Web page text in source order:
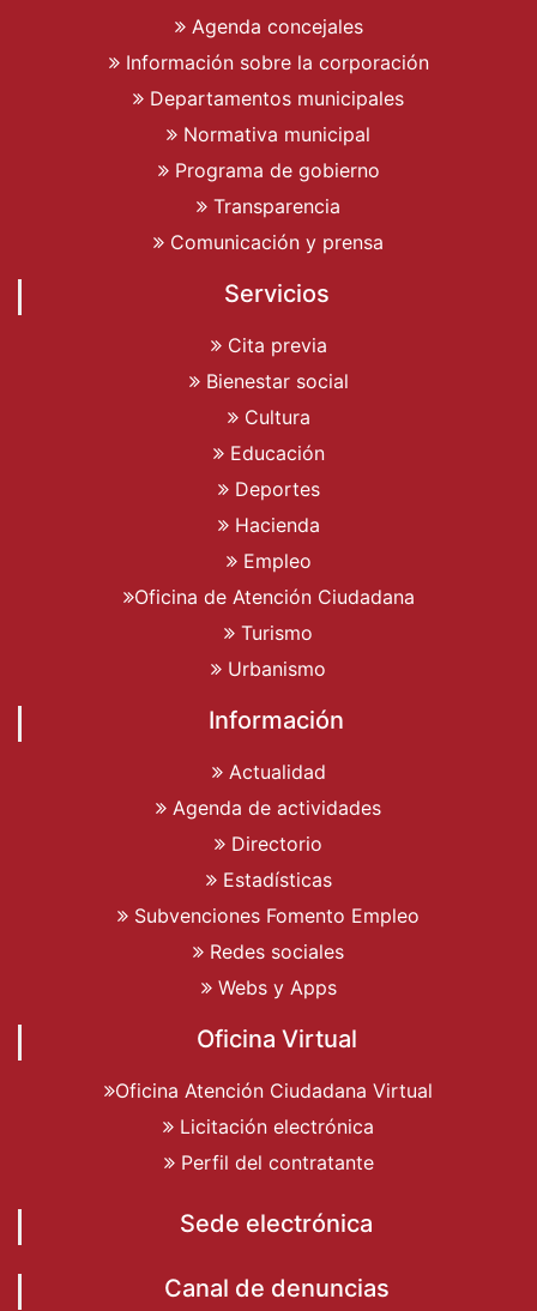
Agenda concejales
Información sobre la corporación
Departamentos municipales
Normativa municipal
Programa de gobierno
Transparencia
Comunicación y prensa
Servicios
Cita previa
Bienestar social
Cultura
Educación
Deportes
Hacienda
Empleo
Oficina de Atención Ciudadana
Turismo
Urbanismo
Información
Actualidad
Agenda de actividades
Directorio
Estadísticas
Subvenciones Fomento Empleo
Redes sociales
Webs y Apps
Oficina Virtual
Oficina Atención Ciudadana Virtual
Licitación electrónica
Perfil del contratante
Sede electrónica
Canal de denuncias